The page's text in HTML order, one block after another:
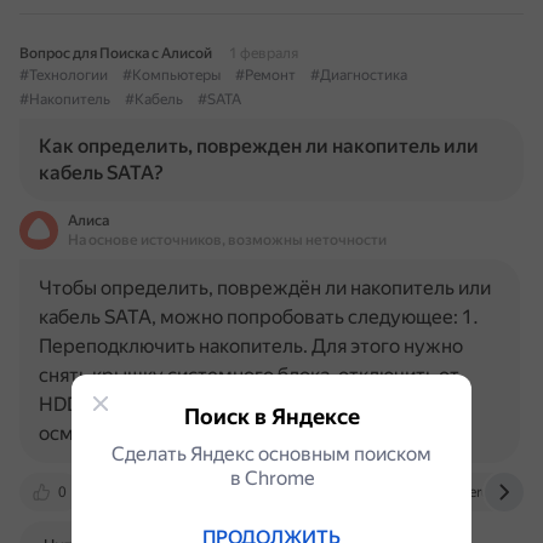
Вопрос для Поиска с Алисой
1 февраля
#Технологии
#Компьютеры #Ремонт
#Диагностика
#Накопитель
#Кабель #SATA
Как определить, поврежден ли накопитель или
кабель SATA?
Алиса
На основе источников, возможны неточности
0 superuser.com
Чтобы определить, повреждён ли накопитель или
кабель SATA, можно попробовать следующее: 1.
Переподключить накопитель. Для этого нужно
снять крышку системного блока, отключить от
HDD или SSD кабели SATA и питания. Затем
осмотреть кабель на наличие…
Поиск в Яндексе
Сделать Яндекс основным поиском
в Сhrome
ПРОДОЛЖИТЬ